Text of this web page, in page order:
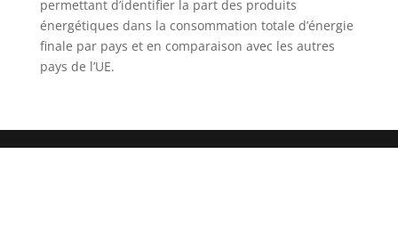
permettant d’identifier la part des produits
énergétiques dans la consommation totale d’énergie
finale par pays et en comparaison avec les autres
pays de l’UE.